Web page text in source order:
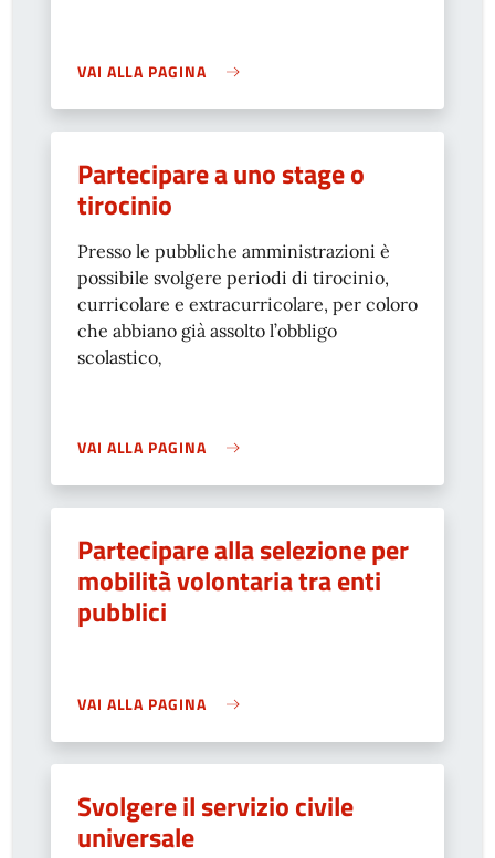
VAI ALLA PAGINA
Partecipare a uno stage o
tirocinio
Presso le pubbliche amministrazioni è
possibile svolgere periodi di tirocinio,
curricolare e extracurricolare, per coloro
che abbiano già assolto l’obbligo
scolastico,
VAI ALLA PAGINA
Partecipare alla selezione per
mobilità volontaria tra enti
pubblici
VAI ALLA PAGINA
Svolgere il servizio civile
universale